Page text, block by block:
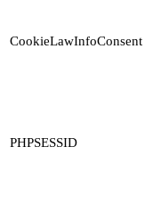
CookieLawInfoConsent
PHPSESSID